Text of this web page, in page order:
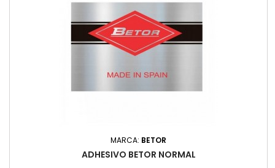
MARCA: BETOR
ADHESIVO BETOR NORMAL